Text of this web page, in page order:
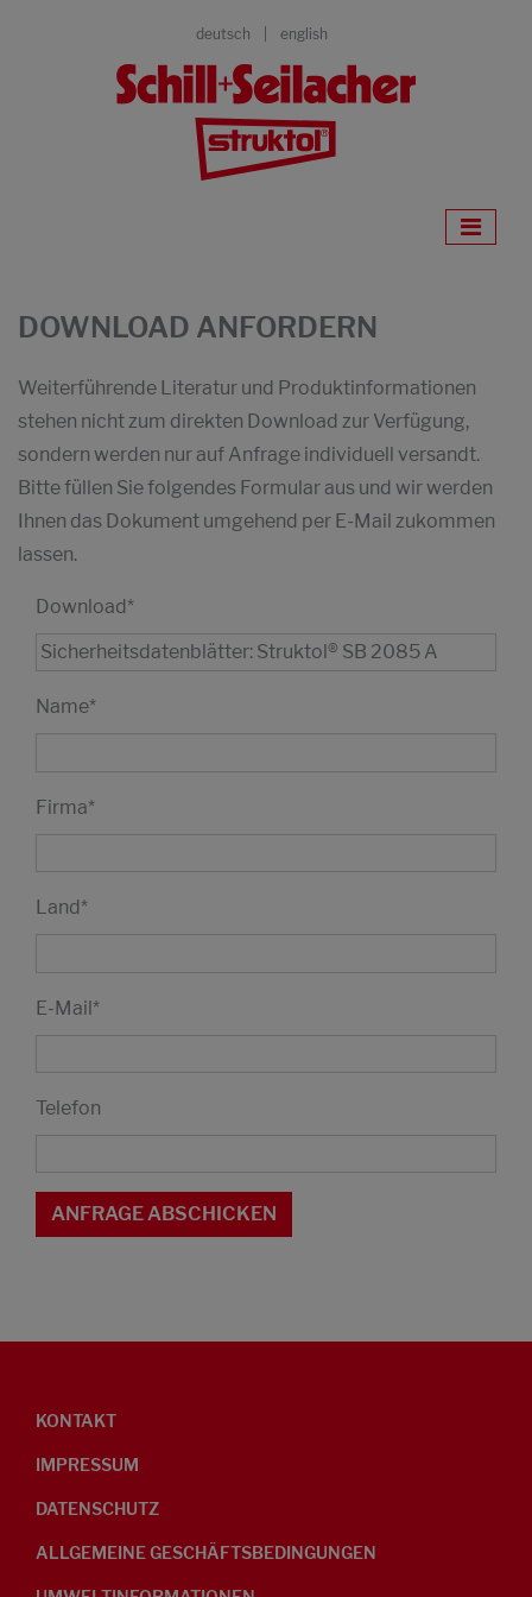
deutsch english
DOWNLOAD ANFORDERN
Weiterführende Literatur und Produktinformationen
stehen nicht zum direkten Download zur Verfügung,
sondern werden nur auf Anfrage individuell versandt.
Bitte füllen Sie folgendes Formular aus und wir werden
Ihnen das Dokument umgehend per E-Mail zukommen
lassen.
Download*
Name*
Firma*
Land*
E-Mail*
Telefon
KONTAKT
IMPRESSUM
DATENSCHUTZ
ALLGEMEINE GESCHÄFTSBEDINGUNGEN